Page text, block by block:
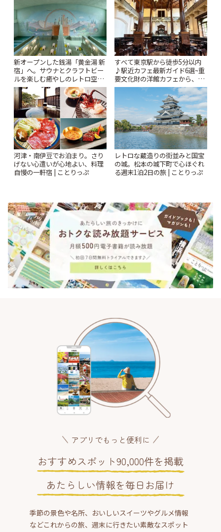
新オープンした銭湯「黄金湯 新
宿」へ。サウナとクラフトビー
ルを楽しむ癒やしのレトロ空間
| ことりっぷ
すべて東京駅から徒歩5分以内
♪駅近カフェ最新ガイド6選~重
要文化財の洋館カフェから、改
札すぐのレトロ喫茶まで~ | こと
河津・南伊豆でお泊まり。さり
げない心遣いが心地よい、料理
自慢の一軒宿 | ことりっぷ
レトロな蔵造りの街並みと国宝
の城。松本の城下町で心ほぐれ
る週末1泊2日の旅 | ことりっぷ
アプリでもっと便利に
おすすめスポット90,000件を掲載
あたらしい情報を毎日お届け
季節の景色や名所、おいしいスイーツやグルメ情報
などこれからの旅、週末に行きたい素敵なスポット